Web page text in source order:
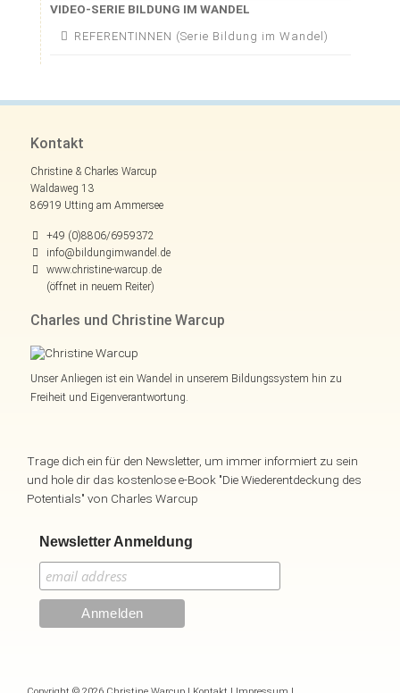
VIDEO-SERIE BILDUNG IM WANDEL
REFERENTINNEN (Serie Bildung im Wandel)
Kontakt
Christine & Charles Warcup
Waldaweg 13
86919 Utting am Ammersee
+49 (0)8806/6959372
info@bildungimwandel.de
www.christine-warcup.de
(öffnet in neuem Reiter)
Charles und Christine Warcup
Unser Anliegen ist ein Wandel in unserem Bildungssystem hin zu
Freiheit und Eigenverantwortung.
Trage dich ein für den Newsletter, um immer informiert zu sein
und hole dir das kostenlose e-Book "Die Wiederentdeckung des
Potentials" von Charles Warcup
Newsletter Anmeldung